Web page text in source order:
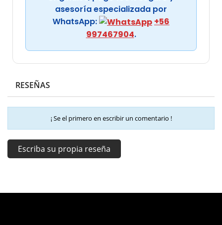
asesoría especializada por
WhatsApp:
+56
997467904.
RESEÑAS
¡ Se el primero en escribir un comentario !
Escriba su propia reseña